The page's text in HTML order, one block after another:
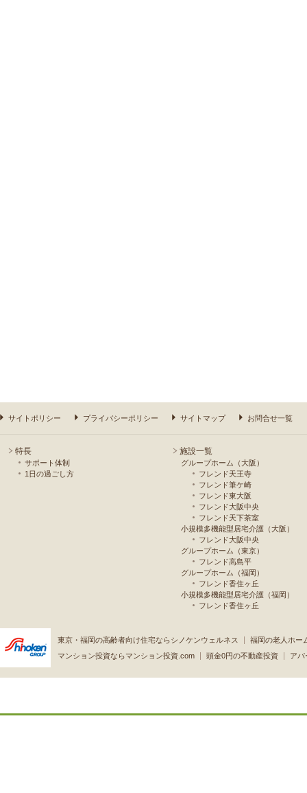
サイトポリシー プライバシーポリシー サイトマップ お問合せ一覧
特長
サポート体制
1日の過ごし方
施設一覧
グループホーム（大阪）
フレンド天王寺
フレンド筆ケ崎
フレンド東大阪
フレンド大阪中央
フレンド天下茶室
小規模多機能型居宅介護（大阪）
フレンド大阪中央
グループホーム（東京）
フレンド高島平
グループホーム（福岡）
フレンド香住ヶ丘
小規模多機能型居宅介護（福岡）
フレンド香住ヶ丘
東京・福岡の高齢者向け住宅ならシノケンウェルネス
福岡の老人ホー
マンション投資ならマンション投資.com
頭金0円の不動産投資 アパ